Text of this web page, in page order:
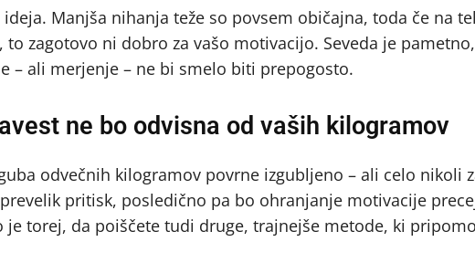
Manjša nihanja teže so povsem običajna, toda če na
zagotovo ni dobro za vašo motivacijo. Seveda je
– ali merjenje – ne bi smelo biti prepogosto.
ne bo odvisna od vaših kilogramov
odvečnih kilogramov povrne izgubljeno – ali celo nikoli
pritisk, posledično pa bo ohranjanje motivacije
torej, da poiščete tudi druge, trajnejše metode, ki